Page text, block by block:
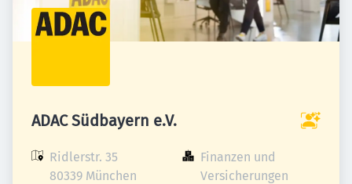
ADAC Südbayern e.V.
Ridlerstr. 35
80339 München
Finanzen und
Versicherungen